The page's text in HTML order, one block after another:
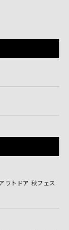
トドア 秋フェス